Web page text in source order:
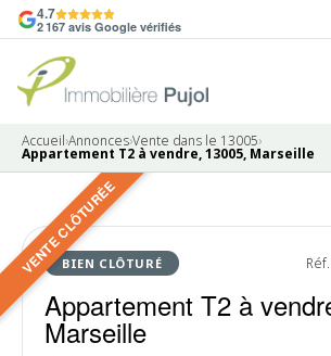
4.7
2 167 avis Google vérifiés
Accueil›Annonces›Vente dans le 13005›
Appartement T2 à vendre, 13005, Marseille
VENTE CLÔTURÉE
BIEN CLÔTURÉ
Appartement T2 à
Marseille
VENDU
9 photos